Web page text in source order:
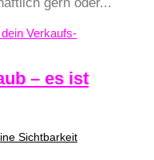
– es ist
Sichtbarkeit